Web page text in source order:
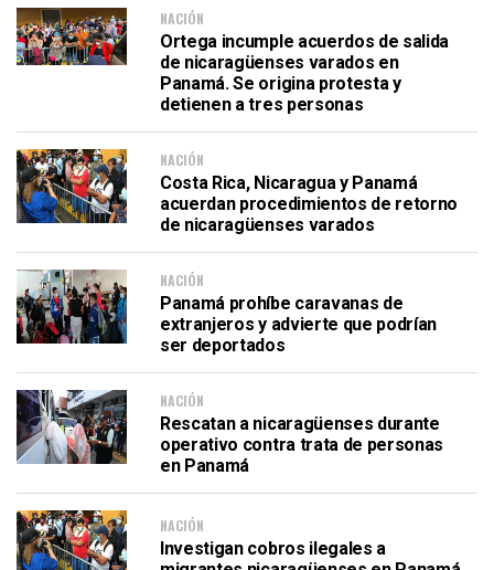
NACIÓN
Ortega incumple acuerdos de salida
de nicaragüenses varados en
Panamá. Se origina protesta y
detienen a tres personas
NACIÓN
Costa Rica, Nicaragua y Panamá
acuerdan procedimientos de retorno
de nicaragüenses varados
NACIÓN
Panamá prohíbe caravanas de
extranjeros y advierte que podrían
ser deportados
NACIÓN
Rescatan a nicaragüenses durante
operativo contra trata de personas
en Panamá
NACIÓN
Investigan cobros ilegales a